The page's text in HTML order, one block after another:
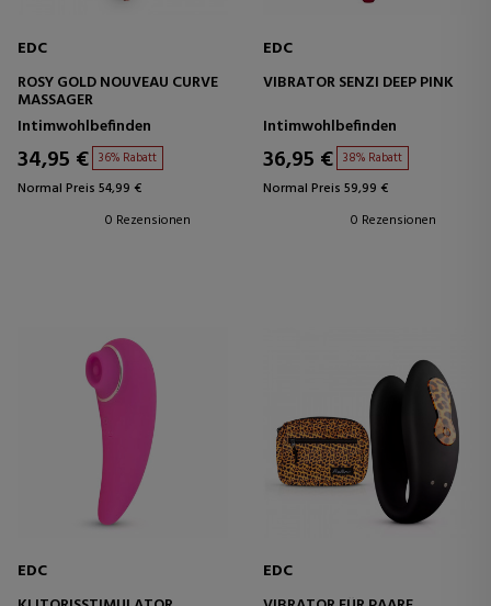
EDC
ROSY GOLD NOUVEAU CURVE
MASSAGER
Intimwohlbefinden
34,95 € 36% Rabatt
Normal Preis 54,99 €
0 Rezensionen
EDC
VIBRATOR SENZI DEEP PINK
Intimwohlbefinden
36,95 € 38% Rabatt
Normal Preis 59,99 €
0 Rezensionen
EDC
EDC